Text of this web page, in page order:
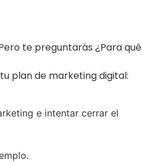
te preguntarás ¿Para qué
plan de marketing digital:
e intentar cerrar el